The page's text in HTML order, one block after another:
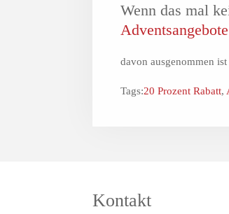
Wenn das mal
Adventsangebote
davon ausgenommen
Tags:20 Prozent Rabatt,
Kontakt